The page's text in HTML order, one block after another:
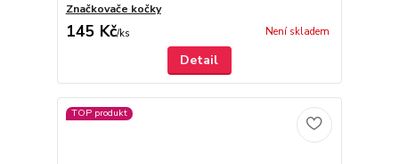
Značkovače kočky
145 Kč/ks Není skladem
Detail
TOP produkt